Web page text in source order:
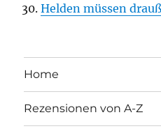
Helden müssen
Home
Rezensionen von A-Z